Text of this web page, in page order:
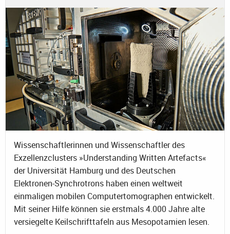
Wissenschaftlerinnen und Wissenschaftler des
Exzellenzclusters »Understanding Written Artefacts«
der Universität Hamburg und des Deutschen
Elektronen-Synchrotrons haben einen weltweit
einmaligen mobilen Computertomographen entwickelt.
Mit seiner Hilfe können sie erstmals 4.000 Jahre alte
versiegelte Keilschrifttafeln aus Mesopotamien lesen.